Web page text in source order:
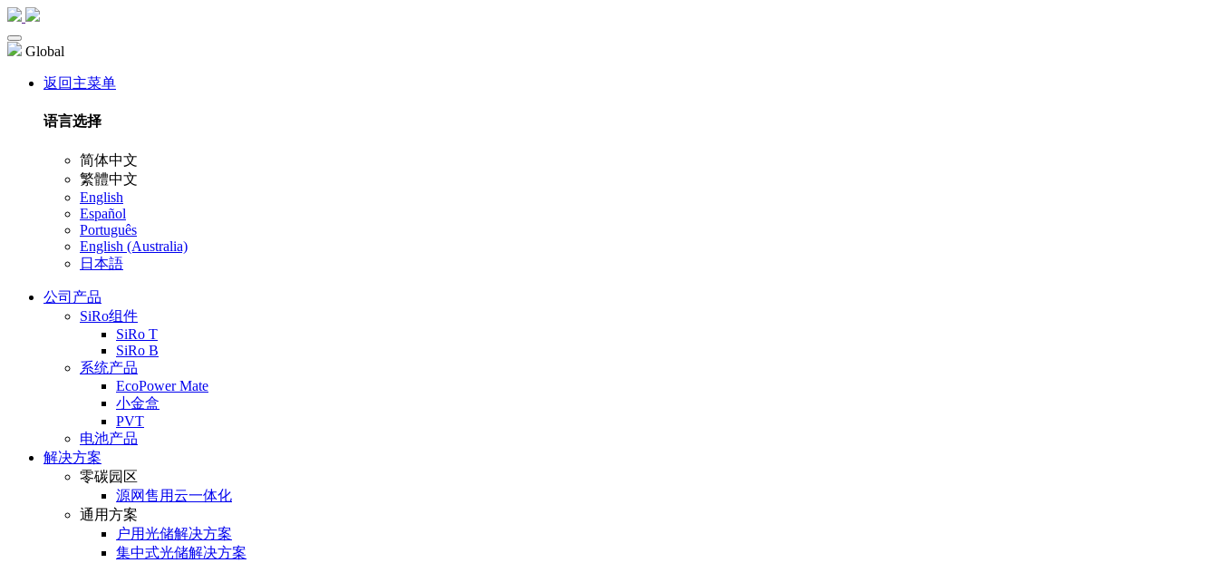
Global
返回主菜单
语言选择
简体中文
繁體中文
English
Español
Português
English (Australia)
日本語
公司产品
SiRo组件
SiRo T
SiRo B
系统产品
EcoPower Mate
小金盒
PVT
电池产品
解决方案
零碳园区
源网售用云一体化
通用方案
户⽤光储解决⽅案
集中式光储解决⽅案